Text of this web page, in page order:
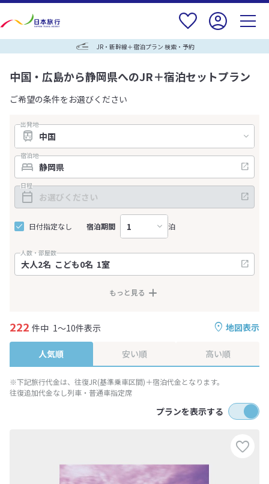
JR・新幹線＋宿泊プラン 検索・予約
中国・広島から静岡県へのJR＋宿泊セットプラン
ご希望の条件をお選びください
出発地
宿泊地
日程
日付指定なし 宿泊期間 泊
人数・部屋数
もっと見る
地図表示
222 件中 1～10件表示
人気順 安い順 高い順
※下記旅行代金は、往復JR(基準乗車区間)＋宿泊代金となります。
往復追加代金なし列車・普通車指定席
プランを表示する